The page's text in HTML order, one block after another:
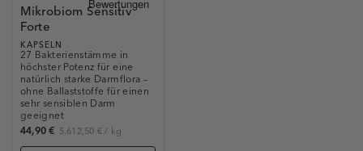
Mikrobiom Sensitiv
Forte
KAPSELN
27 Bakterienstämme in
höchster Potenz für eine
natürlich starke Darmflora –
ohne Ballaststoffe für einen
sehr sensiblen Darm
geeignet
44,90 € 5.612,50 €/ kg